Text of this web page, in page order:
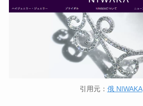
引用元： 俄 NIWAKA